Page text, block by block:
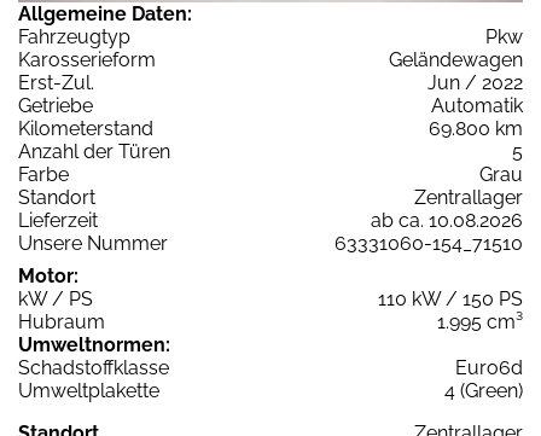
Allgemeine Daten:
Fahrzeugtyp
Pkw
Karosserieform
Geländewagen
Erst-Zul.
Jun / 2022
Getriebe
Automatik
Kilometerstand
69.800 km
Anzahl der Türen
5
Farbe
Grau
Standort
Zentrallager
Lieferzeit
ab ca. 10.08.2026
Unsere Nummer
63331060-154_71510
Motor:
kW / PS
110 kW / 150 PS
Hubraum
1.995 cm³
Umweltnormen:
Schadstoffklasse
Euro6d
Umweltplakette
4 (Green)